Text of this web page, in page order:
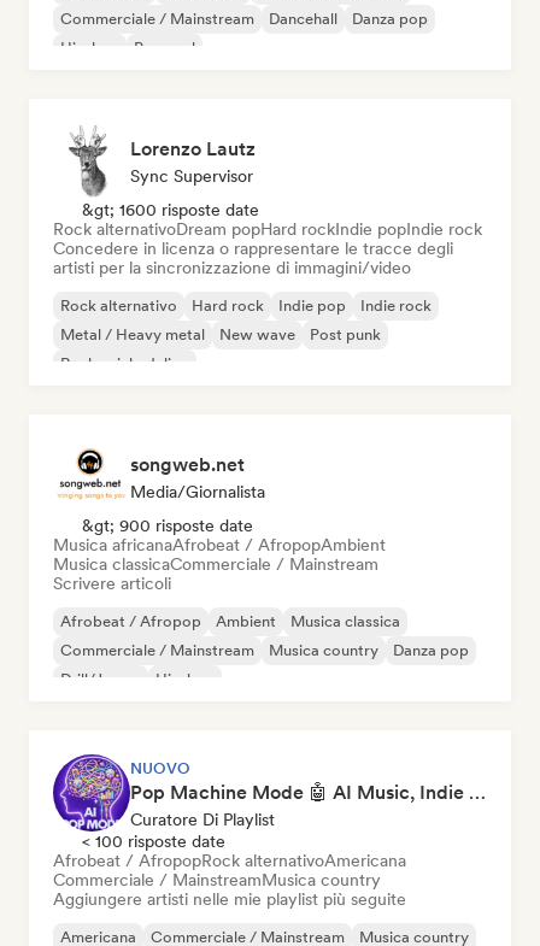
Commerciale / Mainstream
Dancehall
Danza pop
Hip-hop
Pop soul
Lorenzo Lautz
Sync Supervisor
&gt; 1600 risposte date
Rock alternativoDream popHard rockIndie popIndie rock
Concedere in licenza o rappresentare le tracce degli
artisti per la sincronizzazione di immagini/video
Rock alternativo Hard rock Indie pop
Indie rock
Metal / Heavy metal
New wave
Post punk
Rock psichedelico
songweb.net
Media/Giornalista
&gt; 900 risposte date
Musica africanaAfrobeat / AfropopAmbient
Musica classicaCommerciale / Mainstream
Scrivere articoli
Afrobeat / Afropop Ambient
Musica classica
Commerciale / Mainstream
Musica country
Danza pop
Drill/Jersey
Hip-hop
NUOVO
Pop Machine Mode 🤖 AI Music, Indie Pop & Dream Pop
Curatore Di Playlist
< 100 risposte date
Afrobeat / AfropopRock alternativoAmericana
Commerciale / MainstreamMusica country
Aggiungere artisti nelle mie playlist più seguite
Americana Commerciale / Mainstream Musica country